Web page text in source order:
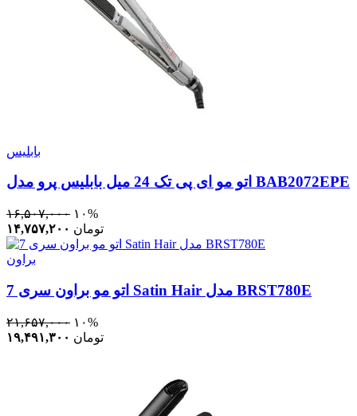
بابلیس
اتو مو ای پی تک 24 میل بابلیس پرو مدل BAB2072EPE
۱۶,۵۰۷,۰۰۰ ۱۰%
۱۴,۷۵۷,۲۰۰ تومان
براون
اتو مو براون سری 7 Satin Hair مدل BRST780E
۲۱,۶۵۷,۰۰۰ ۱۰%
۱۹,۴۹۱,۳۰۰ تومان